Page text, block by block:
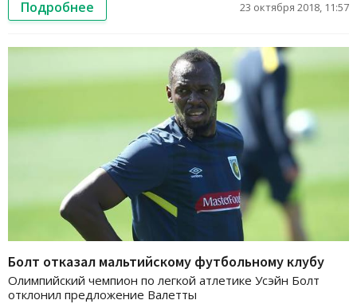
Подробнее 23 октября 2018, 11:57
Болт отказал мальтийскому футбольному клубу
Олимпийский чемпион по легкой атлетике Усэйн Болт
отклонил предложение Валетты